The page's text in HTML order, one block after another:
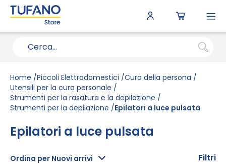
Home Piccoli Elettrodomestici Cura della persona
Utensili per la cura personale
Strumenti per la rasatura e la depilazione
Strumenti per la depilazione
Epilatori a luce pulsata
Epilatori a luce pulsata
Ordina per Nuovi arrivi
Filtri